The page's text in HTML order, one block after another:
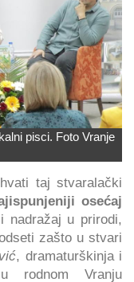
pisci. Foto Vranje
taj stvaralački
osećaj
nadražaj u prirodi,
zašto u stvari
, dramaturškinja i
rodnom Vranju